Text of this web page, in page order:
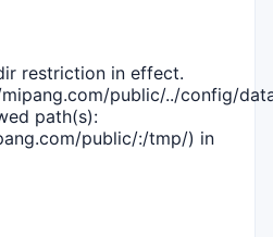
restriction in effect.
public/../config/
path(s):
public/:/tmp/) in